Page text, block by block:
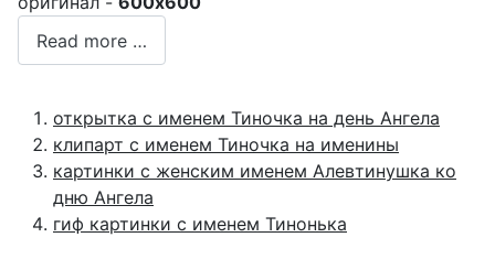
Read more …
открытка с именем Тиночка на день Ангела
клипарт с именем Тиночка на именины
картинки с женским именем Алевтинушка ко
дню Ангела
гиф картинки с именем Тинонька